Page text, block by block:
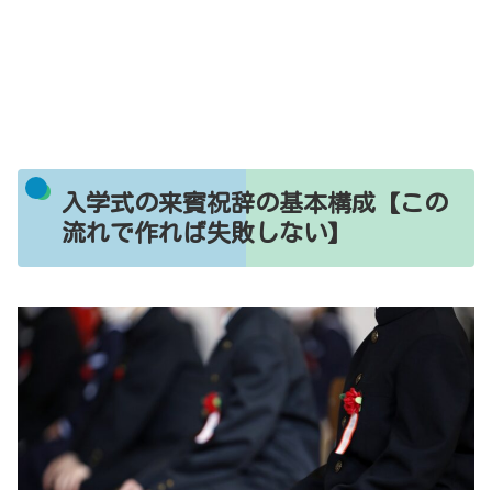
入学式の来賓祝辞の基本構成【この
流れで作れば失敗しない】